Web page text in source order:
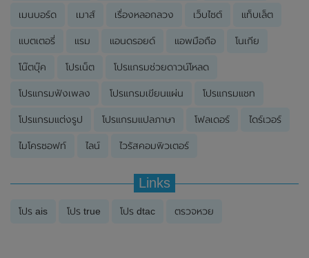
เมนบอร์ด เมาส์ เรื่องหลอกลวง เว็บไซต์ แท็บเล็ต
แบตเตอรี่ แรม แอนดรอยด์ แอพมือถือ โนเกีย
โน๊ตบุ๊ค โปรเน็ต โปรแกรมช่วยดาวน์โหลด
โปรแกรมฟังเพลง โปรแกรมเขียนแผ่น โปรแกรมแชท
โปรแกรมแต่งรูป โปรแกรมแปลภาษา โฟลเดอร์ ไดร์เวอร์
ไมโครซอฟท์ ไลน์ ไวรัสคอมพิวเตอร์
Links
โปร ais โปร true โปร dtac ตรวจหวย